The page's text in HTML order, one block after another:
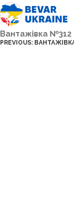
Вантажівка №312
PREVIOUS: